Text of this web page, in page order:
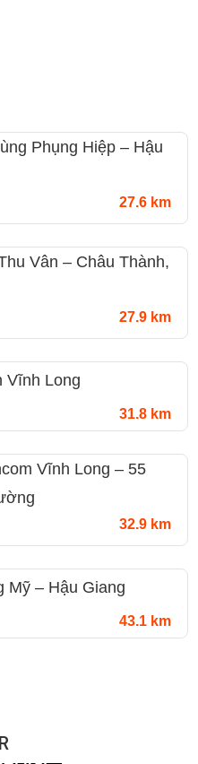
Phụng Hiệp – Hậu
27.6 km
Vân – Châu Thành,
27.9 km
Vĩnh Long
31.8 km
Vĩnh Long – 55
32.9 km
Mỹ – Hậu Giang
43.1 km